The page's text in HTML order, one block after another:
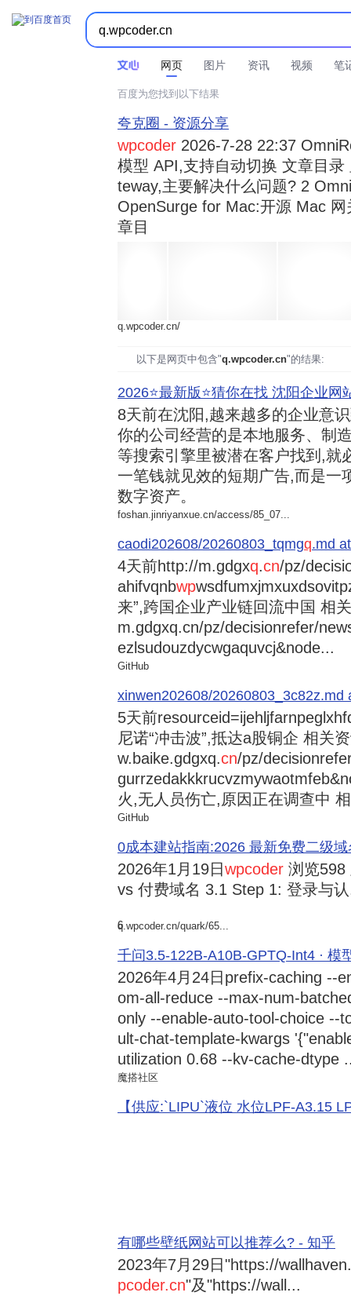
网页 图片 资讯 视频 笔
时间不限  所有网页和文件  站点内检索 
百度为您找到以下结果
夸克圈 - 资源分享
wpcoder 2026-7-28 22:37
模型 API,支持自动切换 文章目
teway,主要解决什么问题? 2
OpenSurge for Mac:开源 Mac
章目
q.wpcoder.cn/
以下是网页中包含"q.wpcoder.cn"的结果:
2026⭐️最新版⭐️猜你在找 沈阳企业网
8天前在沈阳,越来越多的企业意
你的公司经营的是本地服务、制
等搜索引擎里被潜在客户找到,就
一笔钱就见效的短期广告,而是一
数字资产。
foshan.jinriyanxue.cn/access/85_07...
caodi202608/20260803_tqmgq.md
4天前http://m.gdgxq.cn/pz/
ahifvqnbwp
来”,跨国企业产业链回流中国 相
m.gdgxq.cn/pz/decisionrefer/
ezlsudouzdycwgaquvcj&node...
GitHub
xinwen202608/20260803_3c82z.md
5天前
尼诺“冲击波”,抵达a股铜企 相关
w.baike.gdgxq.cn/pz/
火,无人员伤亡,原因正在调查中
GitHub
0成本建站指南:2026 最新免费二级
2026年1月19日wpcoder 浏览598
vs 付费域名 3.1 Step 1: 登录与
6
q.wpcoder.cn/quark/65...
千问3.5-122B-A10B-GPTQ-Int4 · 模
2026年4月24日 prefix-caching --
om-all-reduce --max-num-
only --enable-auto-tool-choice --
ult-chat-template-kwargs
utilization 0.68 --kv-cache-dtype
魔搭社区
【供应:`LIPU`液位 水位LPF-A3.15
有哪些壁纸网站可以推荐么? - 知乎
2023年7月29日 "https://
pcoder.cn"及"https://wall...